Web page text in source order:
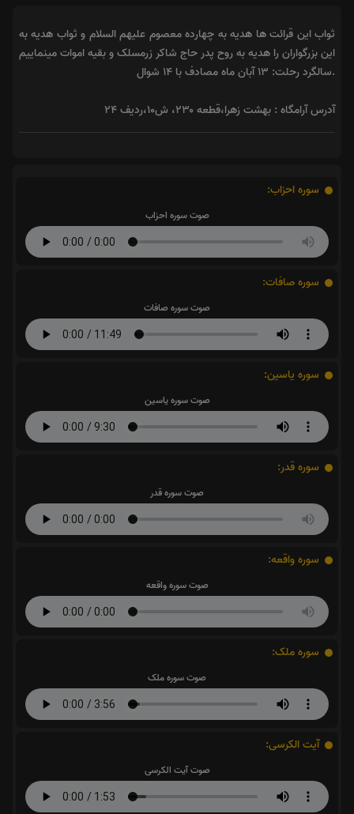
ثواب این قرائت ها هدیه به چهارده معصوم علیهم السلام و ثواب هدیه به
این بزرگواران را هدیه به روح پدر حاج شاکر زرمسلک و بقیه اموات مینماییم
.سالگرد رحلت: ۱۳ آبان ماه مصادف با ۱۴ شوال
آدرس آرامگاه : بهشت زهرا،قطعه ۲۳۰، ش۱۰،ردیف ۲۴
سوره احزاب:
صوت سوره احزاب
سوره صافات:
صوت سوره صافات
سوره یاسین:
صوت سوره یاسین
سوره قدر:
صوت سوره قدر
سوره واقعه:
صوت سوره واقعه
سوره ملک:
صوت سوره ملک
آیت الکرسی:
صوت آیت الکرسی